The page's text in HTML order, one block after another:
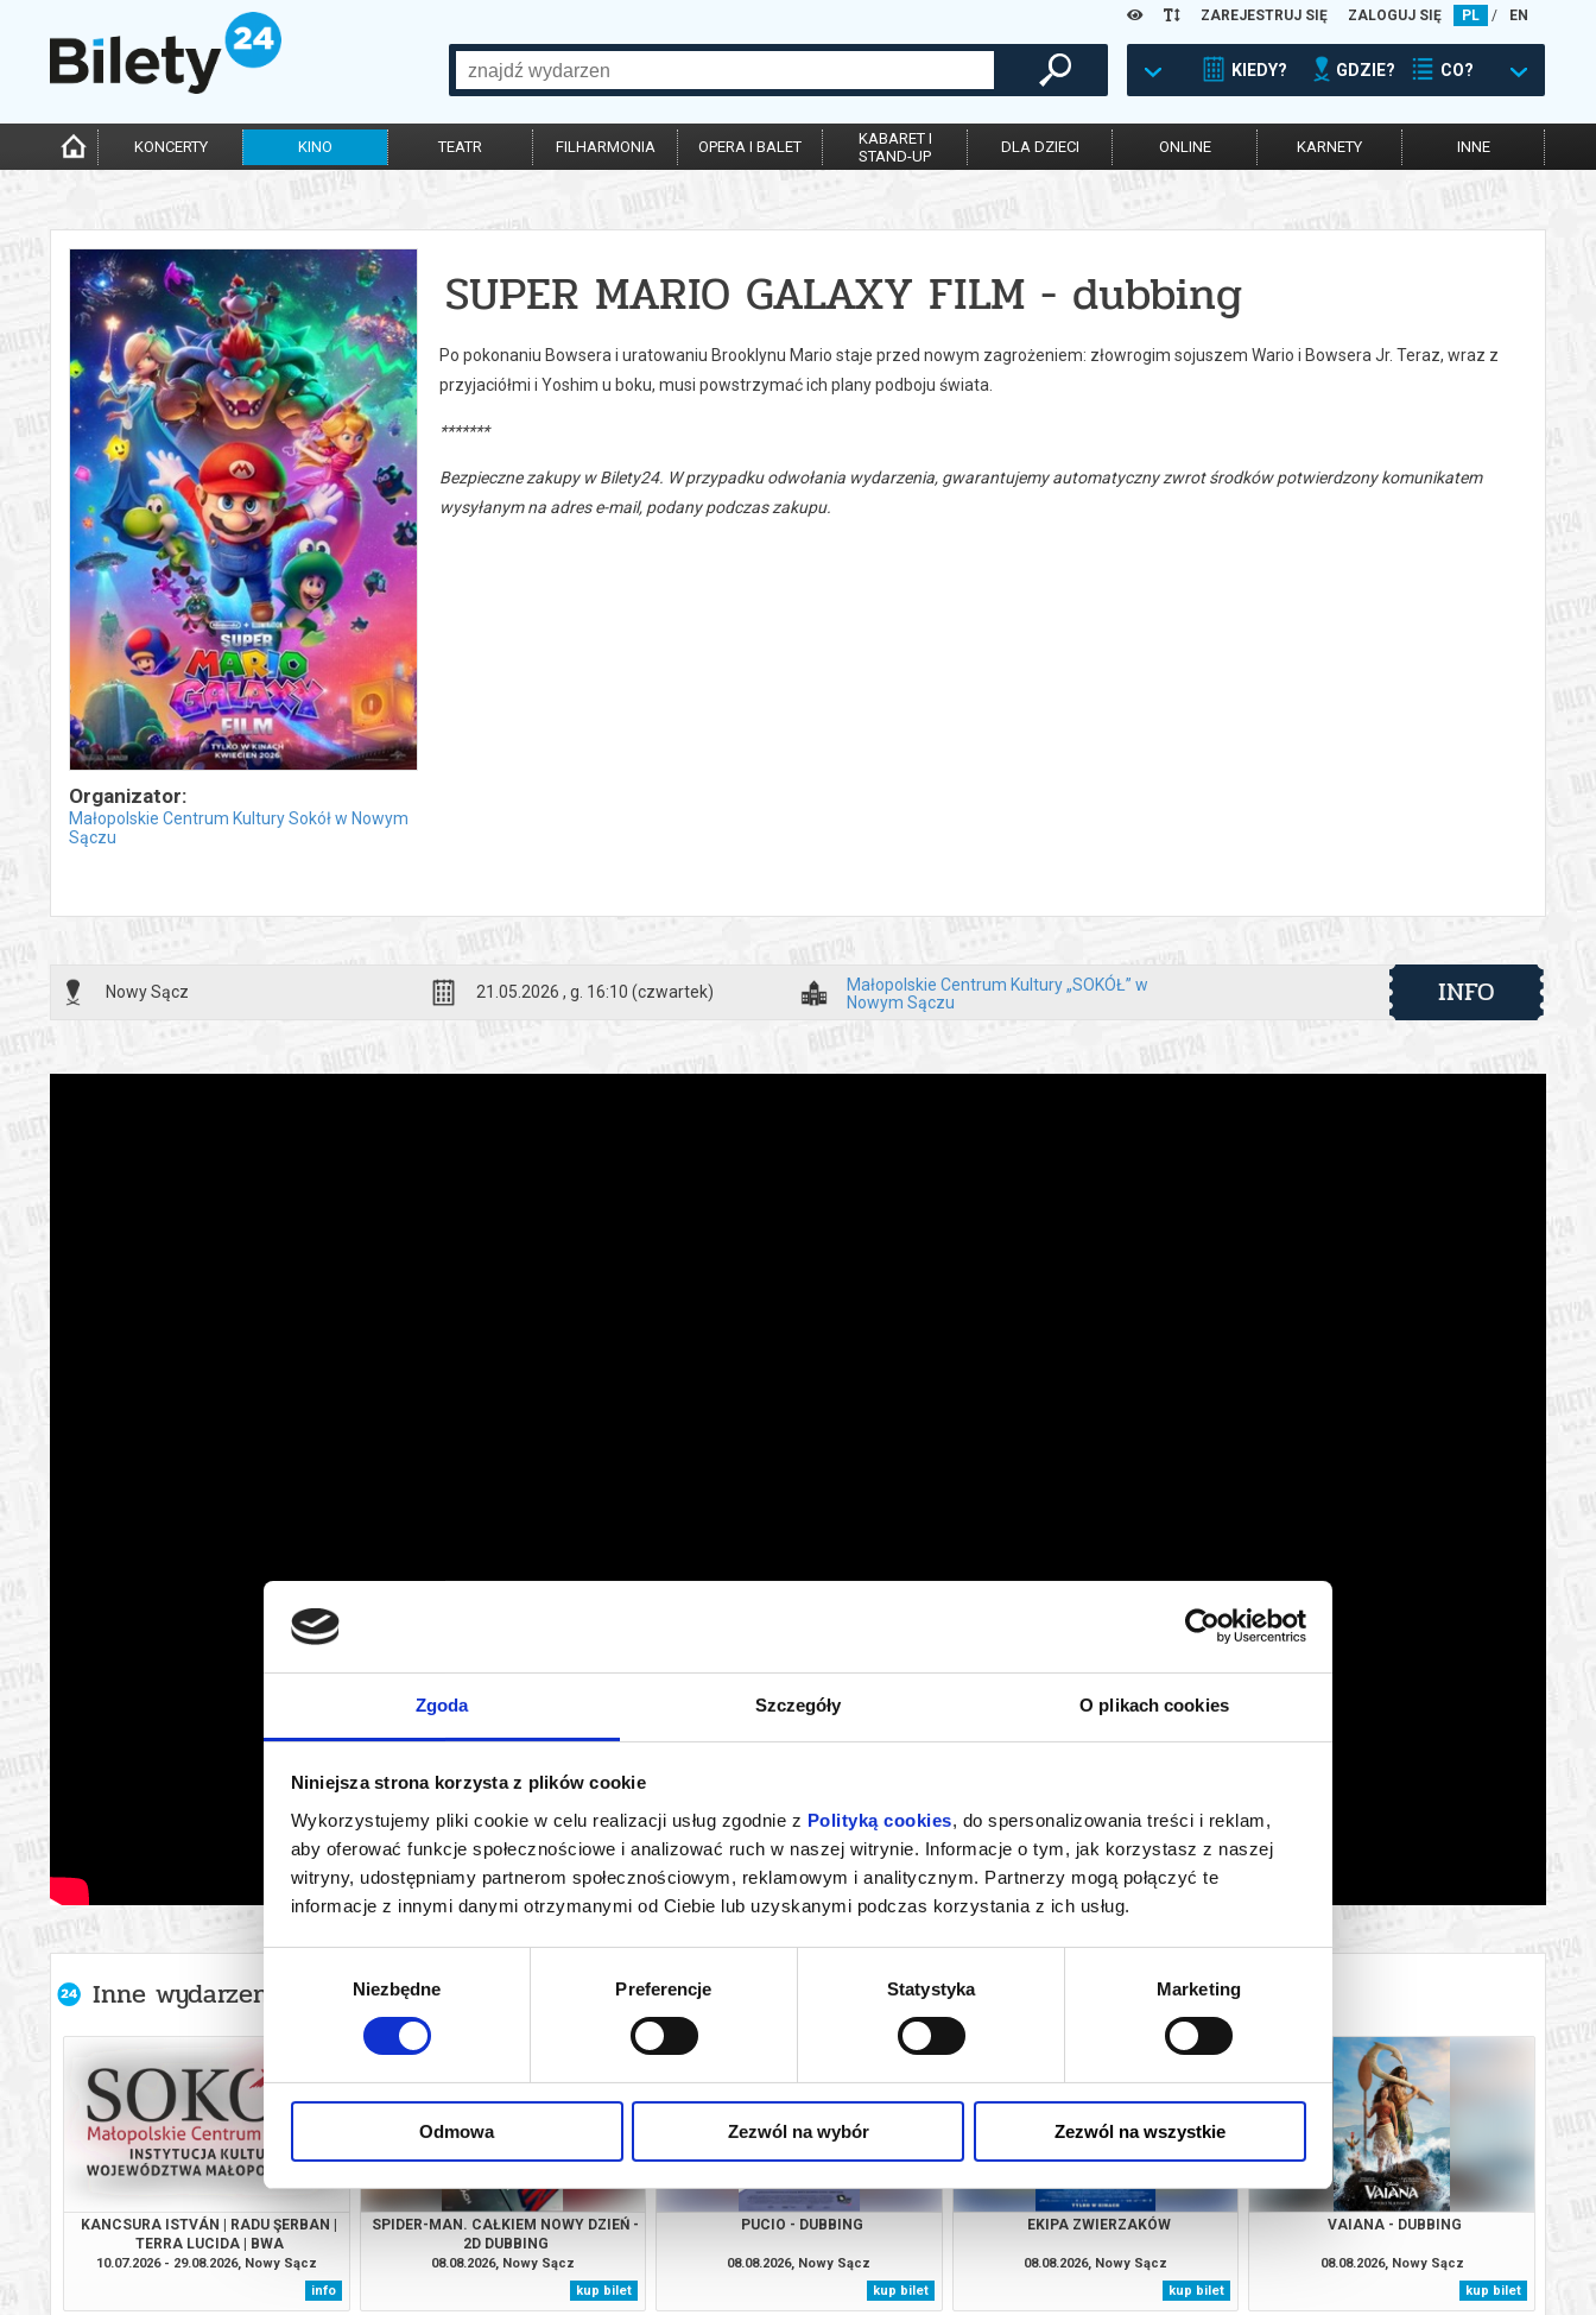
Zgoda Szczegóły O plikach cookies
Niniejsza strona korzysta z plików cookie
Wykorzystujemy pliki cookie w celu realizacji usług zgodnie z Polityką cookies, do spersonalizowania treści i reklam,
aby oferować funkcje społecznościowe i analizować ruch w naszej witrynie. Informacje o tym, jak korzystasz z naszej
witryny, udostępniamy partnerom społecznościowym, reklamowym i analitycznym. Partnerzy mogą połączyć te
informacje z innymi danymi otrzymanymi od Ciebie lub uzyskanymi podczas korzystania z ich usług.
Wybór
zgody
Niezbędne Preferencje Statystyka Marketing
Odmowa Zezwól na wybór Zezwól na wszystkie
ZAREJESTRUJ SIĘ ZALOGUJ SIĘ PL / EN
KIEDY? GDZIE? CO?
KONCERTY KINO TEATR FILHARMONIA OPERA I BALET
KABARET I
STAND-UP
DLA DZIECI ONLINE KARNETY INNE
Organizator:
Małopolskie Centrum Kultury Sokół w Nowym
Sączu
SUPER MARIO GALAXY FILM - dubbing
Po pokonaniu Bowsera i uratowaniu Brooklynu Mario staje przed nowym zagrożeniem: złowrogim sojuszem Wario i Bowsera Jr. Teraz, wraz z
przyjaciółmi i Yoshim u boku, musi powstrzymać ich plany podboju świata.
*******
Bezpieczne zakupy w Bilety24. W przypadku odwołania wydarzenia, gwarantujemy automatyczny zwrot środków potwierdzony komunikatem
wysyłanym na adres e-mail, podany podczas zakupu.
Nowy Sącz 21.05.2026 , g. 16:10 (czwartek)
Małopolskie Centrum Kultury „SOKÓŁ” w
Nowym Sączu
INFO
Inne wydarzenia organizatora
KANCSURA ISTVÁN | RADU ŞERBAN |
TERRA LUCIDA | BWA
10.07.2026 - 29.08.2026, Nowy Sącz
info
SPIDER-MAN. CAŁKIEM NOWY DZIEŃ -
2D DUBBING
08.08.2026, Nowy Sącz
kup bilet
PUCIO - DUBBING
08.08.2026, Nowy Sącz
kup bilet
EKIPA ZWIERZAKÓW
08.08.2026, Nowy Sącz
kup bilet
VAIANA - DUBBING
08.08.2026, Nowy Sącz
kup bilet